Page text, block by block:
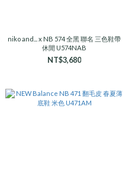
niko and... x NB 574 全黑 聯名 三色鞋帶
休閒 U574NAB
NT$3,680